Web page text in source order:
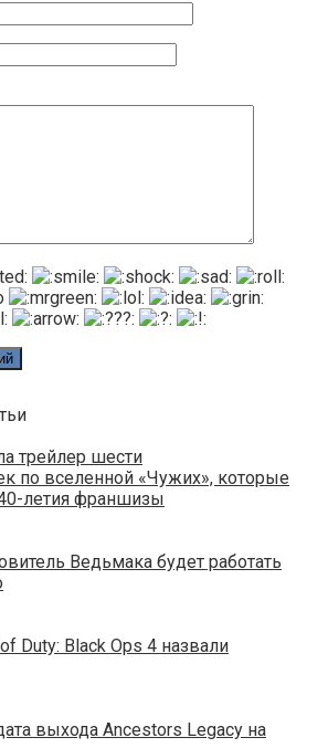
трейлер шести
по вселенной «Чужих», которые
летия франшизы
Ведьмака будет работать
Duty: Black Ops 4 назвали
выхода Ancestors Legacy на